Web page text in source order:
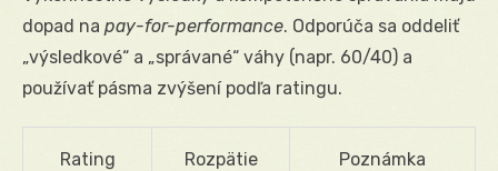
dopad na pay-for-performance. Odporúča sa oddeliť
„výsledkové“ a „správané“ váhy (napr. 60/40) a
používať pásma zvýšení podľa ratingu.
Rating
Rozpätie
Poznámka